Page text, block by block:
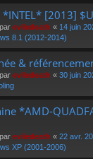
[2013]
eviledeath « 14 juin
8.1 (2012-2014)
&
eviledeath « 30 juin
*AMD-
eviledeath « 22 avr.
XP (2001-2006)